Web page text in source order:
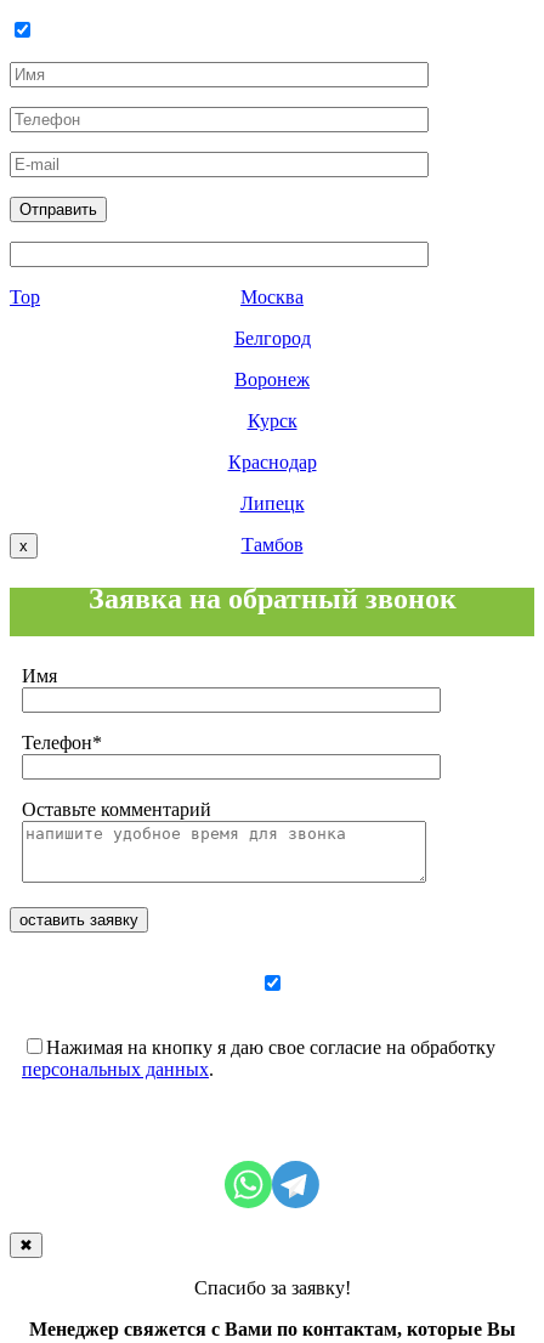
Top
Москва
Белгород
Воронеж
Курск
Краснодар
Липецк
Тамбов
х
Заявка на обратный звонок
Имя
Телефон*
Оставьте комментарий
Нажимая на кнопку я даю свое согласие на обработку
персональных данных.
✖
Спасибо за заявку!
Менеджер свяжется с Вами по контактам, которые Вы